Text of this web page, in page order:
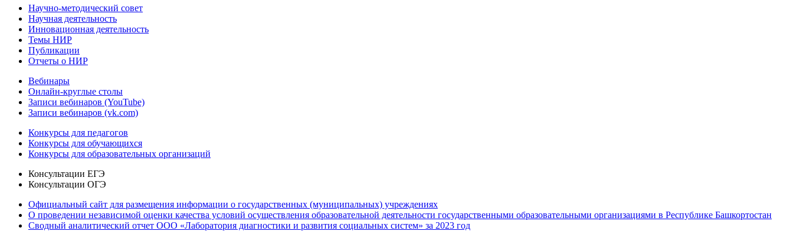
Научно-методический совет
Научная деятельность
Инновационная деятельность
Темы НИР
Публикации
Отчеты о НИР
Вебинары
Онлайн-круглые столы
Записи вебинаров (YouTube)
Записи вебинаров (vk.com)
Конкурсы для педагогов
Конкурсы для обучающихся
Конкурсы для образовательных организаций
Консультации ЕГЭ
Консультации ОГЭ
Официальный сайт для размещения информации о государственных (муниципальных) учреждениях
О проведении независимой оценки качества условий осуществления образовательной деятельности государственными образовательными организациями в Республике Башкортостан
Сводный аналитический отчет ООО «Лаборатория диагностики и развития социальных систем» за 2023 год